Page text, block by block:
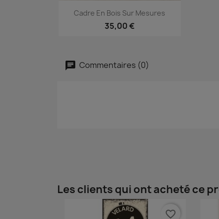
Aperçu rapide
Cadre En Bois Sur Mesures
35,00 €
Commentaires (0)
Les clients qui ont acheté ce
favorite_border